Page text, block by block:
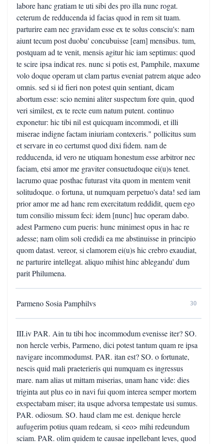
labore hanc gratiam te uti sibi des pro illa nunc rogat.
ceterum de redducenda id facias quod in rem sit tuam.
parturire eam nec gravidam esse ex te solus consciu's: nam
aiunt tecum post duobu' concubuisse [eam] mensibus. tum,
postquam ad te venit, mensis agitur hic iam septimus: quod
te scire ipsa indicat res. nunc si potis est, Pamphile, maxume
volo doque operam ut clam partus eveniat patrem atque adeo
omnis. sed si id fieri non potest quin sentiant, dicam
abortum esse: scio nemini aliter suspectum fore quin, quod
veri similest, ex te recte eum natum putent. continuo
exponetur: hic tibi nil est quicquam incommodi, et illi
miserae indigne factam iniuriam contexeris." pollicitus sum
et servare in eo certumst quod dixi fidem. nam de
redducenda, id vero ne utiquam honestum esse arbitror nec
faciam, etsi amor me graviter consuetudoque ei(u)s tenet.
lacrumo quae posthac futurast vita quom in mentem venit
solitudoque. o fortuna, ut numquam perpetuo's data! sed iam
prior amor me ad hanc rem exercitatum reddidit, quem ego
tum consilio missum feci: idem [nunc] huc operam dabo.
adest Parmeno cum pueris: hunc minimest opus in hac re
adesse; nam olim soli credidi ea me abstinuisse in principio
quom datast. vereor, si clamorem ei(u)s hic crebro exaudiat,
ne parturire intellegat. aliquo mihist hinc ablegandu' dum
parit Philumena.
Parmeno Sosia Pamphilvs 30
III.iv PAR. Ain tu tibi hoc incommodum evenisse iter? SO.
non hercle verbis, Parmeno, dici potest tantum quam re ipsa
navigare incommodumst. PAR. itan est? SO. o fortunate,
nescis quid mali praeterieris qui numquam es ingressus
mare. nam alias ut mittam miserias, unam hanc vide: dies
triginta aut plus eo in navi fui quom interea semper mortem
exspectabam miser; ita usque advorsa tempestate usi sumus.
PAR. odiosum. SO. haud clam me est. denique hercle
aufugerim potius quam redeam, si <eo> mihi redeundum
sciam. PAR. olim quidem te causae inpellebant leves, quod